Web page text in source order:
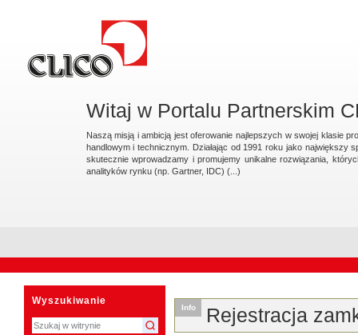
Witaj w Portalu Partnerskim
Naszą misją i ambicją jest oferowanie najlepszych w swojej klasie
handlowym i technicznym. Działając od 1991 roku jako
skutecznie wprowadzamy i promujemy unikalne rozwiązania,
analityków rynku (np. Gartner, IDC) (...)
osobiste
Wyszukiwanie
Info Rejestracja